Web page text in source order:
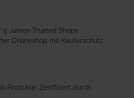
5 Jahren Trusted Shops
Onlineshop mit Käuferschutz
Produkte: Zertifiziert durch